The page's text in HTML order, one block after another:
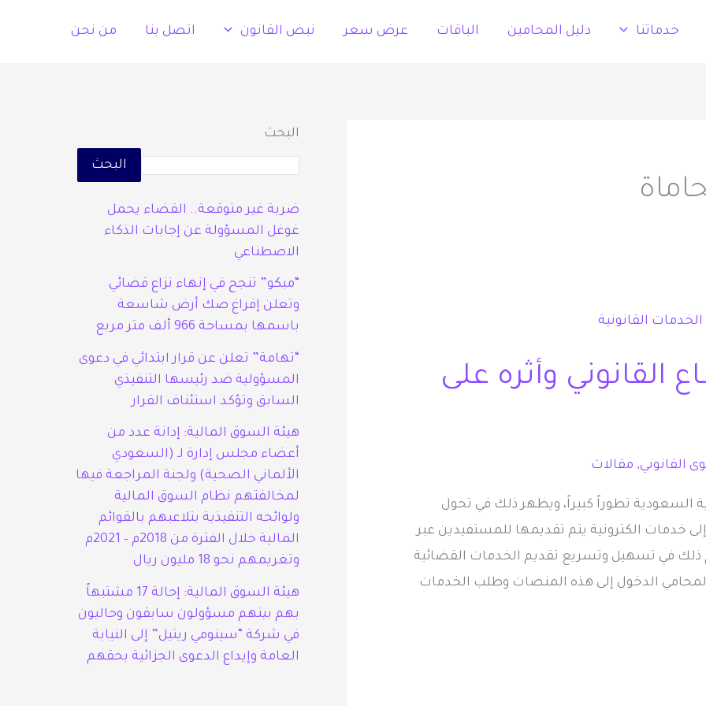
خدماتنا دليل المحامين الباقات عرض سعر نبض القانون اتصل بنا من نحن
القانوني وأثره على
القانوني, مقالات
السعودية تطوراً كبيراً، ويظهر ذلك في تحول
خدمات الكترونية يتم تقديمها للمستفيدين عبر
ذلك في تسهيل وتسريع تقديم الخدمات القضائية
الدخول إلى هذه المنصات وطلب الخدمات
البحث
البحث
ضربة غير متوقعة.. القضاء يحمل
غوغل المسؤولة عن إجابات الذكاء
الاصطناعي
“مبكو” تنجح في إنهاء نزاع قضائي
وتعلن إفراغ صك أرض شاسعة
باسمها بمساحة 966 ألف متر مربع
“تهامة” تعلن عن قرار ابتدائي في دعوى
المسؤولية ضد رئيسها التنفيذي
السابق وتؤكد استئناف القرار
هيئة السوق المالية: إدانة عدد من
أعضاء مجلس إدارة لـ (السعودي
الألماني الصحية) ولجنة المراجعة فيها
لمخالفتهم نظام السوق المالية
ولوائحه التنفيذية بتلاعبهم بالقوائم
المالية خلال الفترة من 2018م – 2021م
وتغريمهم نحو 18 مليون ريال
هيئة السوق المالية: إحالة 17 مشتبهاً
بهم بينهم مسؤولون سابقون وحاليون
في شركة “سينومي ريتيل” إلى النيابة
العامة وإيداع الدعوى الجزائية بحقهم